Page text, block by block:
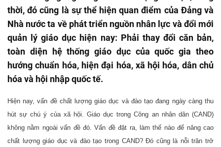
thời, đó cũng là sự thể hiện quan điểm của Đảng và
Nhà nước ta về phát triển nguồn nhân lực và đổi mới
quản lý giáo dục hiện nay: Phải thay đổi căn bản,
toàn diện hệ thống giáo dục của quốc gia theo
hướng chuẩn hóa, hiện đại hóa, xã hội hóa, dân chủ
hóa và hội nhập quốc tế.
Hiện nay, vấn đề chất lượng giáo dục và đào tạo đang ngày càng thu
hút sự chú ý của xã hội. Giáo dục trong Công an nhân dân (CAND)
không nằm ngoài vấn đề đó. Vấn đề đặt ra, làm thế nào để nâng cao
chất lượng giáo dục và đào tạo trong CAND? Đó cũng là nỗi trăn trở